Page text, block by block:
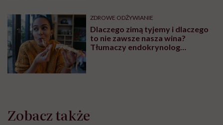
ZDROWE ODŻYWIANIE
Dlaczego zimą tyjemy i dlaczego
to nie zawsze nasza wina?
Tłumaczy endokrynolog
Zobacz także